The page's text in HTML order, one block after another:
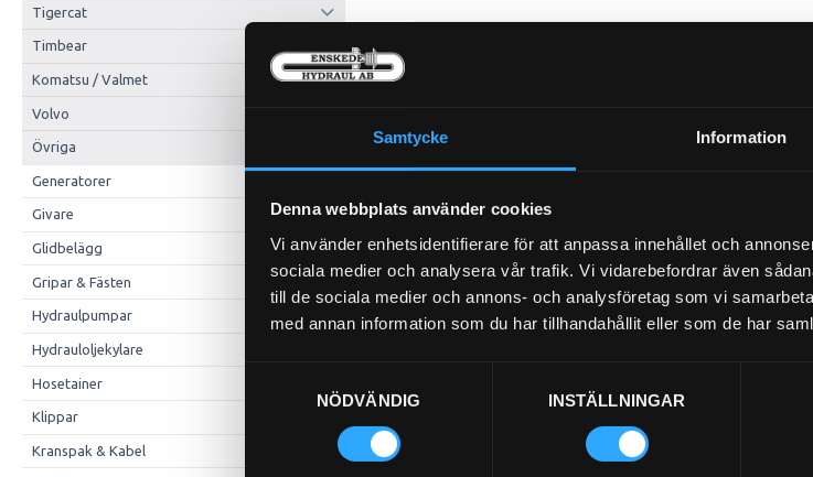
Samtycke Information
Denna webbplats använder cookies
Vi använder enhetsidentifierare för att anpassa innehållet och
sociala medier och analysera vår trafik. Vi vidarebefordrar även
till de sociala medier och annons- och analysföretag som vi
med annan information som du har tillhandahållit eller som de har
NÖDVÄNDIG
INSTÄLLNINGAR
Tigercat
Timbear
Komatsu / Valmet
Volvo
Övriga
Generatorer
Givare
Glidbelägg
Gripar & Fästen
Hydraulpumpar
Hydrauloljekylare
Hosetainer
Klippar
Kranspak & Kabel